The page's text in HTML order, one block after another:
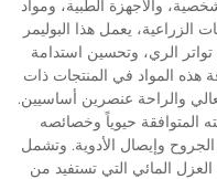
والأجهزة الطبية، ومواد
الزراعية، يعمل هذا البوليمر
تواتر الري، وتحسين استدامة
هذه المواد في المنتجات ذات
والراحة عنصرين أساسيين.
المتوافقة حيوياً وخصائصه
وإيصال الأدوية. وتشمل
المائي التي تستفيد من